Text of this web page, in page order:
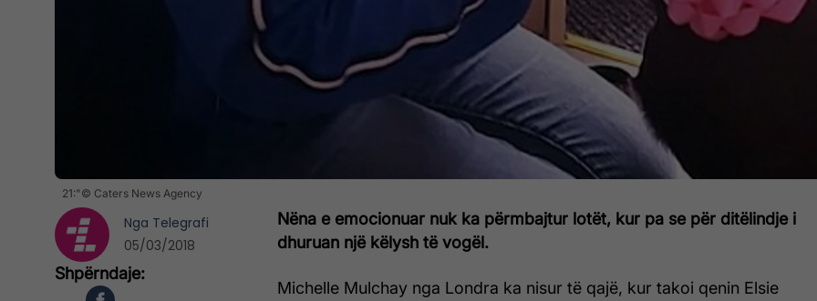
21:"© Caters News Agency
Nëna e emocionuar nuk ka përmbajtur lotët, kur pa se për ditëlindje i
dhuruan një këlysh të vogël.
Michelle Mulchay nga Londra ka nisur të qajë, kur takoi qenin Elsie
Nga Telegrafi
05/03/2018